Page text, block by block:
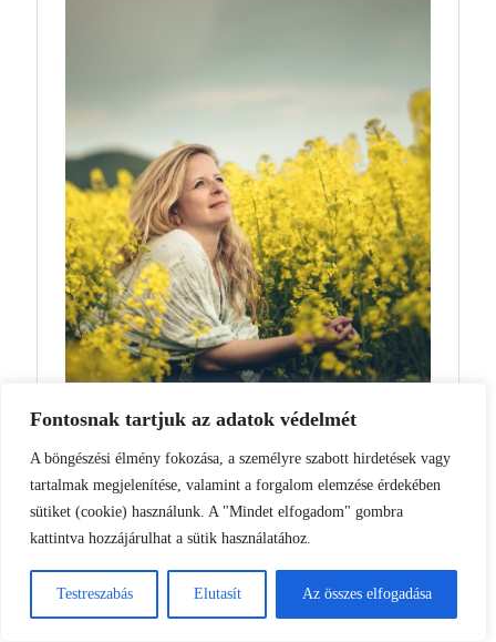
Fontosnak tartjuk az adatok védelmét
A böngészési élmény fokozása, a személyre szabott hirdetések vagy
tartalmak megjelenítése, valamint a forgalom elemzése érdekében
sütiket (cookie) használunk. A "Mindet elfogadom" gombra
kattintva hozzájárulhat a sütik használatához.
Testreszabás Elutasít Az összes elfogadása
Az Emlékek Íze egy kis vidéki ebédlőasztal a Bakonyban, ahol
időnként összetalálkozunk, bárhol is legyünk a világban.
Beszélgetünk, főzünk és olyan ételeket kóstolgatunk, amelyek íze régi
emlékeket idéznek fel, aztán újakat teremtenek. Neubauer Judit
vagyok, szakács, ételfotós és szenvedélyes élet és ételimádó. Jó, hogy